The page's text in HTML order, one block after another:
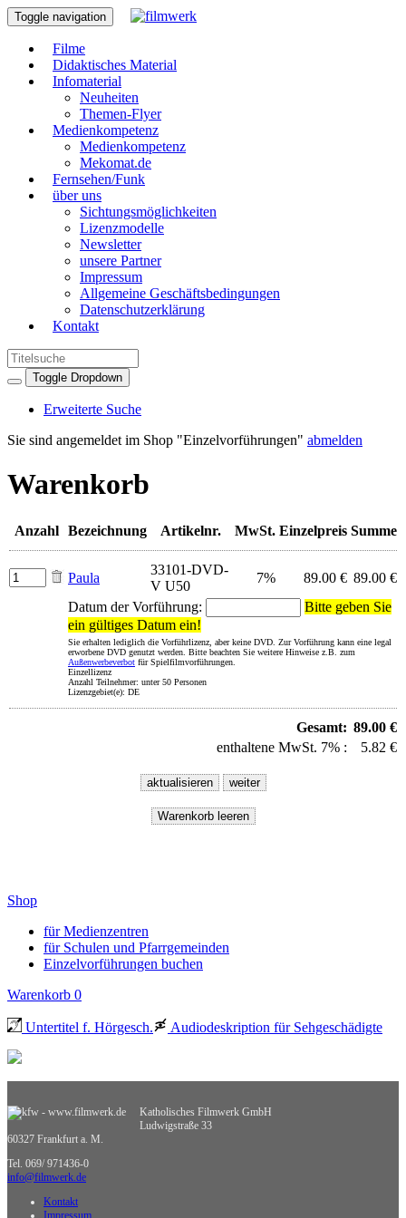
Toggle navigation
Filme
Didaktisches Material
Infomaterial
Neuheiten
Themen-Flyer
Medienkompetenz
Medienkompetenz
Mekomat.de
Fernsehen/Funk
über uns
Sichtungsmöglichkeiten
Lizenzmodelle
Newsletter
unsere Partner
Impressum
Allgemeine Geschäftsbedingungen
Datenschutzerklärung
Kontakt
Toggle Dropdown
Erweiterte Suche
Sie sind angemeldet im Shop "Einzelvorführungen" abmelden
Warenkorb
Anzahl Bezeichnung Artikelnr. MwSt. Einzelpreis Summe
Paula
33101-DVD-
V U50
7% 89.00 € 89.00 €
Datum der Vorführung:
Bitte geben Sie
ein gültiges Datum ein!
Sie erhalten lediglich die Vorführlizenz, aber keine DVD. Zur Vorführung kann eine legal
erworbene DVD genutzt werden. Bitte beachten Sie weitere Hinweise z.B. zum
Außenwerbeverbot für Spielfilmvorführungen.
Einzellizenz
Anzahl Teilnehmer: unter 50 Personen
Lizenzgebiet(e): DE
Gesamt: 89.00 €
enthaltene MwSt. 7% :
5.82 €
Shop
für Medienzentren
für Schulen und Pfarrgemeinden
Einzelvorführungen buchen
Warenkorb 0
Untertitel f. Hörgesch. Audiodeskription für Sehgeschädigte
Katholisches Filmwerk GmbH
Ludwigstraße 33
60327 Frankfurt a. M.
Tel. 069/ 971436-0
info@filmwerk.de
Kontakt
Impressum